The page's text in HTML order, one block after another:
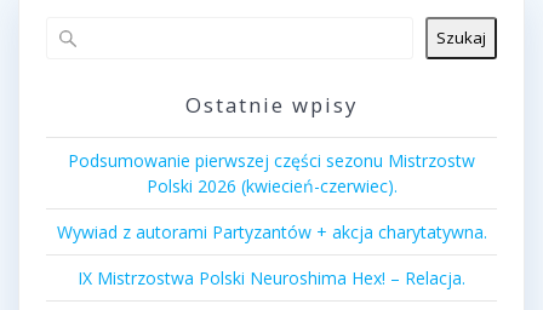
Szukaj
Ostatnie wpisy
Podsumowanie pierwszej części sezonu Mistrzostw
Polski 2026 (kwiecień-czerwiec).
Wywiad z autorami Partyzantów + akcja charytatywna.
IX Mistrzostwa Polski Neuroshima Hex! – Relacja.